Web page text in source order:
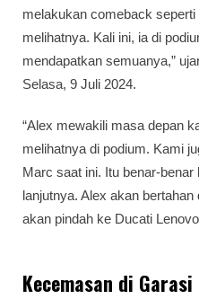
melakukan comeback
melihatnya. Kali ini, ia di
mendapatkan semuanya,”
Selasa, 9 Juli 2024.
“Alex mewakili masa depan
melihatnya di podium. Kami
Marc saat ini. Itu benar-
lanjutnya. Alex akan
akan pindah ke Ducati
Kecemasan di